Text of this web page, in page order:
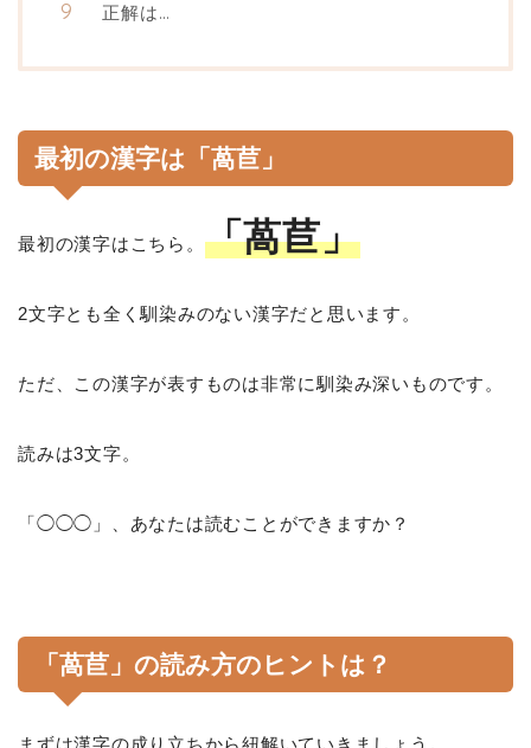
正解は…
最初の漢字は「萵苣」
最初の漢字はこちら。 「萵苣」
2文字とも全く馴染みのない漢字だと思います。
ただ、この漢字が表すものは非常に馴染み深いものです。
読みは3文字。
「◯◯◯」、あなたは読むことができますか？
「萵苣」の読み方のヒントは？